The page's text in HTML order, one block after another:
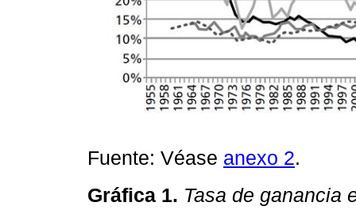
Fuente: Véase anexo 2.
Gráfica 1. Tasa de ganancia